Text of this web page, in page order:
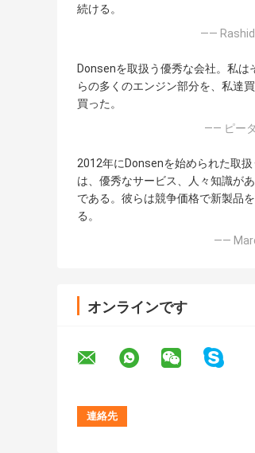
続ける。
——
Donsenを取扱う優秀な会社。私は
らの多くのエンジン部分を、私達
買った。
—— ピー
2012年にDonsenを始められた取扱
は、優秀なサービス、人々知識が
である。彼らは競争価格で新製品
る。
——
オンラインです